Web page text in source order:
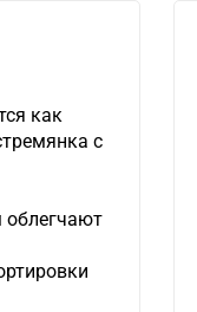
как
с